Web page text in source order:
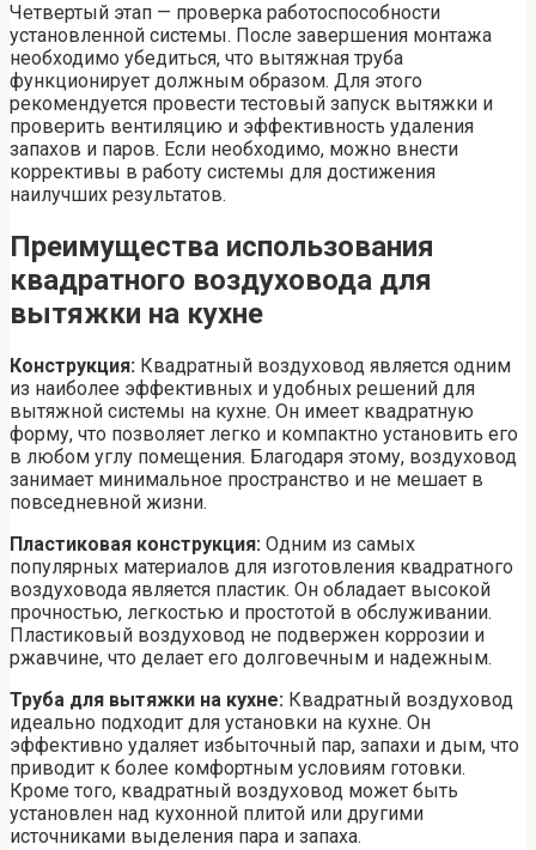
Четвертый этап — проверка работоспособности
установленной системы. После завершения монтажа
необходимо убедиться, что вытяжная труба
функционирует должным образом. Для этого
рекомендуется провести тестовый запуск вытяжки и
проверить вентиляцию и эффективность удаления
запахов и паров. Если необходимо, можно внести
коррективы в работу системы для достижения
наилучших результатов.
Преимущества использования
квадратного воздуховода для
вытяжки на кухне
Конструкция: Квадратный воздуховод является одним
из наиболее эффективных и удобных решений для
вытяжной системы на кухне. Он имеет квадратную
форму, что позволяет легко и компактно установить его
в любом углу помещения. Благодаря этому, воздуховод
занимает минимальное пространство и не мешает в
повседневной жизни.
Пластиковая конструкция: Одним из самых
популярных материалов для изготовления квадратного
воздуховода является пластик. Он обладает высокой
прочностью, легкостью и простотой в обслуживании.
Пластиковый воздуховод не подвержен коррозии и
ржавчине, что делает его долговечным и надежным.
Труба для вытяжки на кухне: Квадратный воздуховод
идеально подходит для установки на кухне. Он
эффективно удаляет избыточный пар, запахи и дым, что
приводит к более комфортным условиям готовки.
Кроме того, квадратный воздуховод может быть
установлен над кухонной плитой или другими
источниками выделения пара и запаха.